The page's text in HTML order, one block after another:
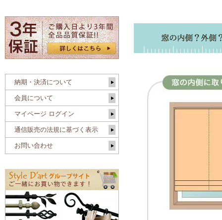
納期・決済について
会員について
マイページ ログイン
通信販売の法規に基づく表示
お問い合わせ